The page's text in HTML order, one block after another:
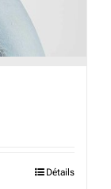
Détails